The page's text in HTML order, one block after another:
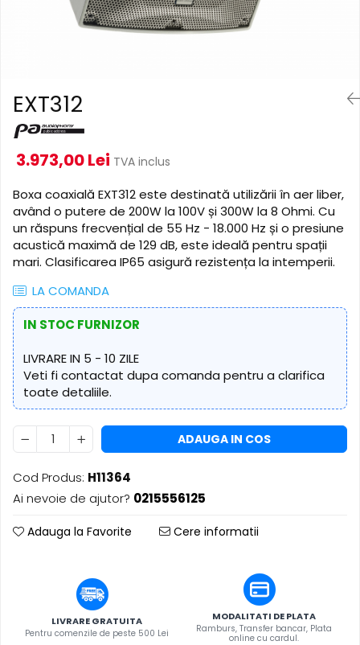
Accesorii Microfoane
Mixere PA (Public Address)
Instalații audio
Boxe PA (Public Address)
Amplificatoare
Microfoane Desk
Accesorii
Playere Audio
MP3 & USB players
CD players
Amplificatoare
Căști
Sisteme asistență auditivă
Procesoare & Convertoare
Software DMX
Lasere
Efecte DJ & Club
Stroboscoape LED
UV & Blacklight
Lumină Arhitecturală
Exterior
Interior
Decor
Cabluri și accesorii
Lămpi
​​Halogen
​​Descărcare
​​Lumină UV și neagră
Alimentare & Distribuție
Distribuitoare de putere
Dimmer & Switch Packs
EXT312
3.973,00 Lei TVA inclus
Boxa coaxială EXT312 este destinată utilizării în aer liber,
având o putere de 200W la 100V și 300W la 8 Ohmi. Cu
un răspuns frecvențial de 55 Hz - 18.000 Hz și o presiune
acustică maximă de 129 dB, este ideală pentru spații
mari. Clasificarea IP65 asigură rezistența la intemperii.
LA COMANDA
IN STOC FURNIZOR
LIVRARE IN 5 - 10 ZILE
Veti fi contactat dupa comanda pentru a clarifica
toate detaliile.
ADAUGA IN COS
Cod Produs: H11364
Ai nevoie de ajutor? 0215556125
Adauga la Favorite Cere informatii
LIVRARE GRATUITA
Pentru comenzile de peste 500 Lei
MODALITATI DE PLATA
Ramburs, Transfer bancar, Plata
online cu cardul.